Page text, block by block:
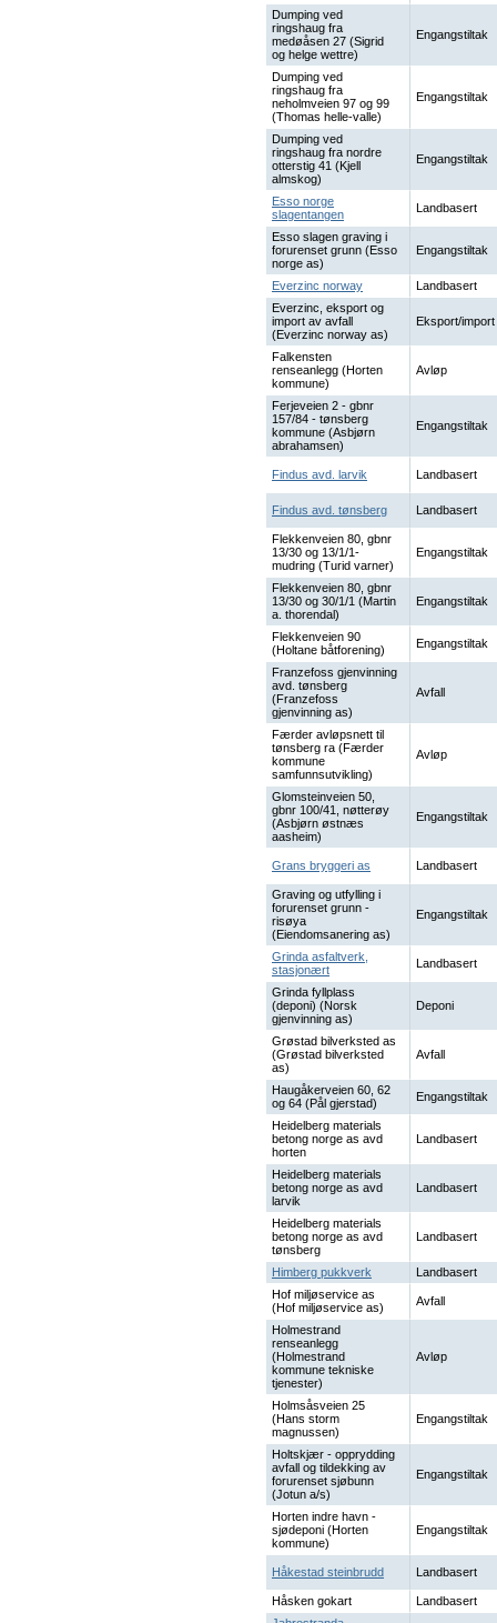
Dumping ved
ringshaug fra
medøåsen 27 (Sigrid
og helge wettre)
Engangstiltak
Dumping ved
ringshaug fra
neholmveien 97 og 99
(Thomas helle-valle)
Engangstiltak
Dumping ved
ringshaug fra nordre
otterstig 41 (Kjell
almskog)
Engangstiltak
Esso norge
slagentangen
Landbasert
Esso slagen graving i
forurenset grunn (Esso
norge as)
Engangstiltak
Everzinc norway
Landbasert
Everzinc, eksport og
import av avfall
(Everzinc norway as)
Eksport/import
Falkensten
renseanlegg (Horten
kommune)
Avløp
Ferjeveien 2 - gbnr
157/84 - tønsberg
kommune (Asbjørn
abrahamsen)
Engangstiltak
Findus avd. larvik Landbasert
Findus avd. tønsberg Landbasert
Flekkenveien 80, gbnr
13/30 og 13/1/1-
mudring (Turid varner)
Engangstiltak
Flekkenveien 80, gbnr
13/30 og 30/1/1 (Martin
a. thorendal)
Engangstiltak
Flekkenveien 90
(Holtane båtforening)
Engangstiltak
Franzefoss gjenvinning
avd. tønsberg
(Franzefoss
gjenvinning as)
Avfall
Færder avløpsnett til
tønsberg ra (Færder
kommune
samfunnsutvikling)
Avløp
Glomsteinveien 50,
gbnr 100/41, nøtterøy
(Asbjørn østnæs
aasheim)
Engangstiltak
Grans bryggeri as Landbasert
Graving og utfylling i
forurenset grunn -
risøya
(Eiendomsanering as)
Engangstiltak
Grinda asfaltverk,
stasjonært
Landbasert
Grinda fyllplass
(deponi) (Norsk
gjenvinning as)
Deponi
Grøstad bilverksted as
(Grøstad bilverksted
as)
Avfall
Haugåkerveien 60, 62
og 64 (Pål gjerstad)
Engangstiltak
Heidelberg materials
betong norge as avd
horten
Landbasert
Heidelberg materials
betong norge as avd
larvik
Landbasert
Heidelberg materials
betong norge as avd
tønsberg
Landbasert
Himberg pukkverk
Landbasert
Hof miljøservice as
(Hof miljøservice as)
Avfall
Holmestrand
renseanlegg
(Holmestrand
kommune tekniske
tjenester)
Avløp
Holmsåsveien 25
(Hans storm
magnussen)
Engangstiltak
Holtskjær - opprydding
avfall og tildekking av
forurenset sjøbunn
(Jotun a/s)
Engangstiltak
Horten indre havn -
sjødeponi (Horten
kommune)
Engangstiltak
Håkestad steinbrudd Landbasert
Håsken gokart
Landbasert